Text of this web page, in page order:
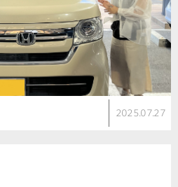
2025.07.27